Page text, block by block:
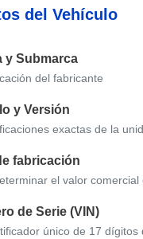
del Vehículo
y Submarca
del fabricante
y Versión
exactas de la
fabricación
el valor comercial
de Serie (VIN)
único de 17 dígitos